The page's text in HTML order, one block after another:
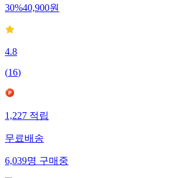
30%40,900원
4.8
(16)
1,227적립
무료배송
6,039명구매중